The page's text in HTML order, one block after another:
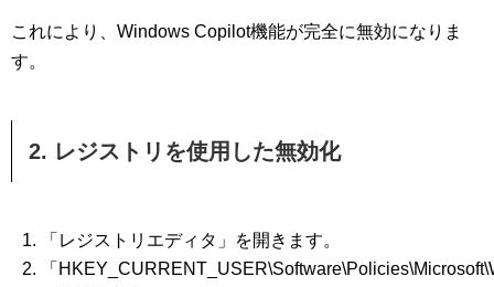
これにより、Windows Copilot機能が完全に無効になりま
す。
2. レジストリを使用した無効化
「レジストリエディタ」を開きます。
「